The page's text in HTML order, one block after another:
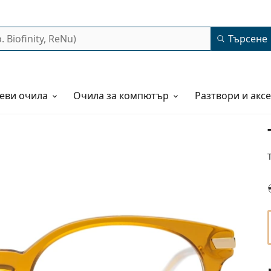
Търсене
очила Очила за компютър Разтвори и